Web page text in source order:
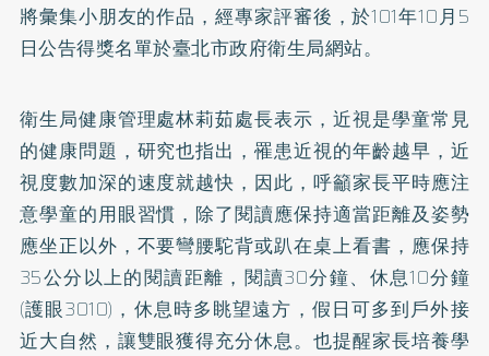
將彙集小朋友的作品，經專家評審後，於101年10月5
日公告得獎名單於臺北市政府衛生局網站。
衛生局健康管理處林莉茹處長表示，近視是學童常見
的健康問題，研究也指出，罹患近視的年齡越早，近
視度數加深的速度就越快，因此，呼籲家長平時應注
意學童的用眼習慣，除了閱讀應保持適當距離及姿勢
應坐正以外，不要彎腰駝背或趴在桌上看書，應保持
35公分以上的閱讀距離，閱讀30分鐘、休息10分鐘
(護眼3010)，休息時多眺望遠方，假日可多到戶外接
近大自然，讓雙眼獲得充分休息。也提醒家長培養學